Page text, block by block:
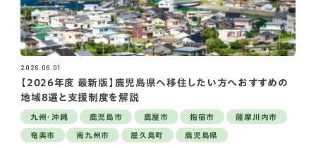
2026.06.01
【2026年度 最新版】鹿児島県へ移住したい方へおすすめの
地域8選と支援制度を解説
九州・沖縄 鹿児島市 鹿屋市 指宿市 薩摩川内市
奄美市 南九州市 屋久島町 鹿児島県